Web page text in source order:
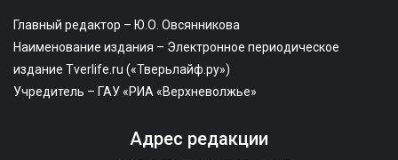
Главный редактор – Ю.О. Овсянникова
Наименование издания – Электронное периодическое
издание Tverlife.ru («Тверьлайф.ру»)
Учредитель – ГАУ «РИА «Верхневолжье»
Адрес редакции